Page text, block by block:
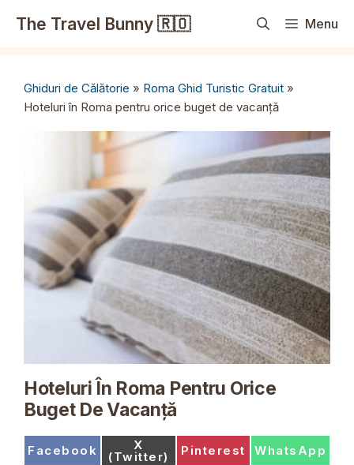
The Travel Bunny 🇷🇴 Menu
Ghiduri de Călătorie » Roma Ghid Turistic Gratuit »
Hoteluri în Roma pentru orice buget de vacanță
Hoteluri În Roma Pentru Orice
Buget De Vacanță
Share
Facebook Share
on
X
(Twitter) Share
Pinterest Share
WhatsApp